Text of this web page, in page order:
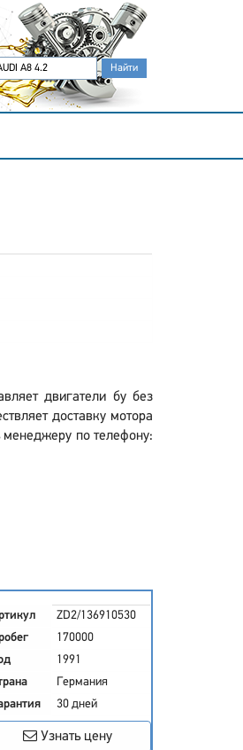
двигатели бу без
доставку мотора
по телефону:
ZD2/136910530
170000
1991
Германия
30 дней
Узнать цену